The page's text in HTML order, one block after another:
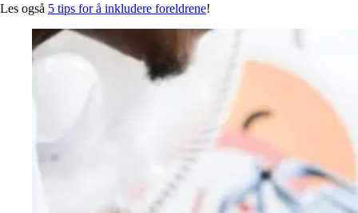
Les også 5 tips for å inkludere foreldrene!